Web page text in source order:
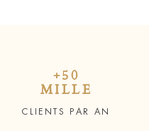
+50
MILLE
CLIENTS PAR AN